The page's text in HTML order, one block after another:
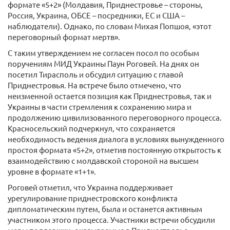
формате «5+2» (Молдавия, Приднестровье – стороны,
Россия, Украина, ОБСЕ – посредники, ЕС и США –
наблюдатели). Однако, по словам Михая Попшоя, «этот
переговорный формат мертв».
С таким утверждением не согласен посол по особым
поручениям МИД Украины Паун Роговей. На днях он
посетил Тирасполь и обсудил ситуацию с главой
Приднестровья. На встрече было отмечено, что
неизменной остается позиция как Приднестровья, так и
Украины в части стремления к сохранению мира и
продолжению цивилизованного переговорного процесса.
Красносельский подчеркнул, что сохраняется
необходимость ведения диалога в условиях вынужденного
простоя формата «5+2», отметив постоянную открытость к
взаимодействию с молдавской стороной на высшем
уровне в формате «1+1».
Роговей отметил, что Украина поддерживает
урегулирование приднестровского конфликта
дипломатическим путем, была и останется активным
участником этого процесса. Участники встречи обсудили